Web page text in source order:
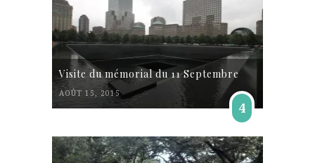
Visite du mémorial du 11 Septembre
AOÛT 15, 2015
4